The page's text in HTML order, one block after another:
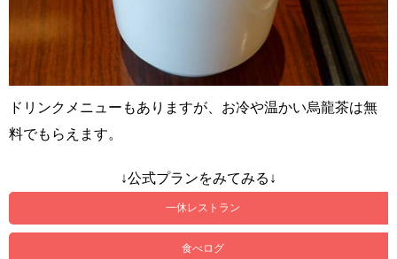
ドリンクメニューもありますが、お冷や温かい烏龍茶は無
料でもらえます。
↓公式プランをみてみる↓
一休レストラン
食べログ